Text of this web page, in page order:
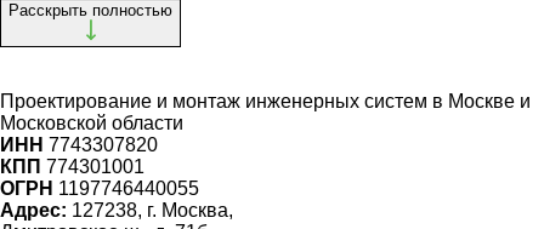
Расскрыть полностью
Проектирование и монтаж инженерных систем в Москве и
Московской области
ИНН 7743307820
КПП 774301001
ОГРН 1197746440055
Адрес: 127238, г. Москва,